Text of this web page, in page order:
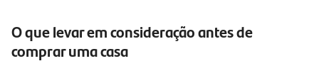
O que levar em consideração antes de
comprar uma casa